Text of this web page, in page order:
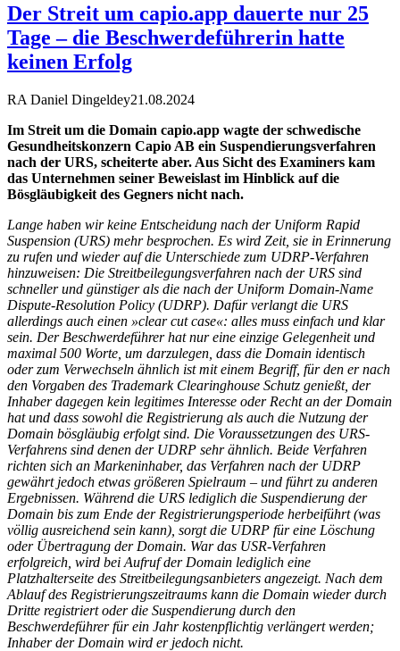
Der Streit um capio.app dauerte nur 25
Tage – die Beschwerdeführerin hatte
keinen Erfolg
RA Daniel Dingeldey21.08.2024
Im Streit um die Domain capio.app wagte der schwedische
Gesundheitskonzern Capio AB ein Suspendierungsverfahren
nach der URS, scheiterte aber. Aus Sicht des Examiners kam
das Unternehmen seiner Beweislast im Hinblick auf die
Bösgläubigkeit des Gegners nicht nach.
Lange haben wir keine Entscheidung nach der Uniform Rapid
Suspension (URS) mehr besprochen. Es wird Zeit, sie in Erinnerung
zu rufen und wieder auf die Unterschiede zum UDRP-Verfahren
hinzuweisen: Die Streitbeilegungsverfahren nach der URS sind
schneller und günstiger als die nach der Uniform Domain-Name
Dispute-Resolution Policy (UDRP). Dafür verlangt die URS
allerdings auch einen »clear cut case«: alles muss einfach und klar
sein. Der Beschwerdeführer hat nur eine einzige Gelegenheit und
maximal 500 Worte, um darzulegen, dass die Domain identisch
oder zum Verwechseln ähnlich ist mit einem Begriff, für den er nach
den Vorgaben des Trademark Clearinghouse Schutz genießt, der
Inhaber dagegen kein legitimes Interesse oder Recht an der Domain
hat und dass sowohl die Registrierung als auch die Nutzung der
Domain bösgläubig erfolgt sind. Die Voraussetzungen des URS-
Verfahrens sind denen der UDRP sehr ähnlich. Beide Verfahren
richten sich an Markeninhaber, das Verfahren nach der UDRP
gewährt jedoch etwas größeren Spielraum – und führt zu anderen
Ergebnissen. Während die URS lediglich die Suspendierung der
Domain bis zum Ende der Registrierungsperiode herbeiführt (was
völlig ausreichend sein kann), sorgt die UDRP für eine Löschung
oder Übertragung der Domain. War das USR-Verfahren
erfolgreich, wird bei Aufruf der Domain lediglich eine
Platzhalterseite des Streitbeilegungsanbieters angezeigt. Nach dem
Ablauf des Registrierungszeitraums kann die Domain wieder durch
Dritte registriert oder die Suspendierung durch den
Beschwerdeführer für ein Jahr kostenpflichtig verlängert werden;
Inhaber der Domain wird er jedoch nicht.